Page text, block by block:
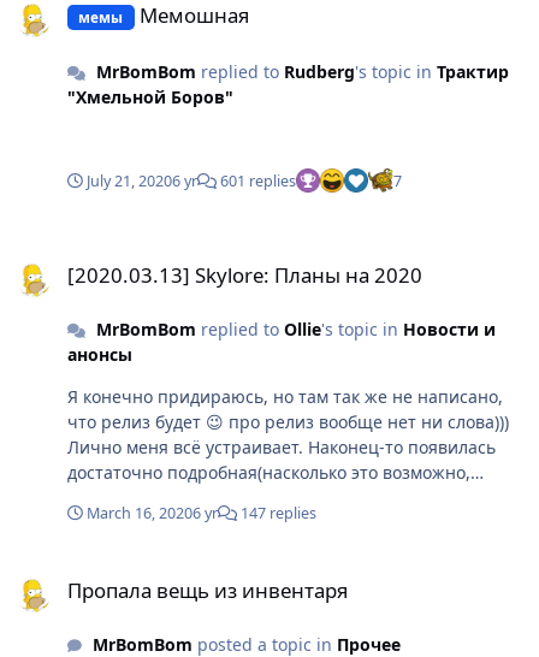
мемы Мемошная
MrBomBom replied to Rudberg's topic in Трактир
"Хмельной Боров"
July 21, 20206 yr 601 replies 7
[2020.03.13] Skylore: Планы на 2020
MrBomBom replied to Ollie's topic in Новости и
анонсы
Я конечно придираюсь, но там так же не написано,
что релиз будет 😉 про релиз вообще нет ни слова)))
Лично меня всё устраивает. Наконец-то появилась
достаточно подробная(насколько это возможно,
главное - мы теперь знаем, когда можно будет снова
планами о которых с нами поделились) Запасаемся
March 16, 20206 yr 147 replies
Пропала вещь из инвентаря
MrBomBom posted a topic in Прочее